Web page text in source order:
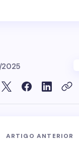
ARTIGO ANTERIOR